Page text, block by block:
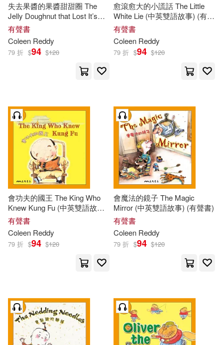
失去果醬的果醬甜甜圈 The
Jelly Doughnut that Lost It’s
Jelly (中英雙語故事) (有聲書)
有聲書
Coleen Reddy
79 折 $94 $120
愈滾愈大的小謊話 The Little
White Lie (中英雙語故事) (有聲
書)
有聲書
Coleen Reddy
79 折 $94 $120
會功夫的國王 The King Who
Knew Kung Fu (中英雙語故事)
(有聲書)
有聲書
Coleen Reddy
79 折 $94 $120
會魔法的鏡子 The Magic
Mirror (中英雙語故事) (有聲書)
有聲書
Coleen Reddy
79 折 $94 $120